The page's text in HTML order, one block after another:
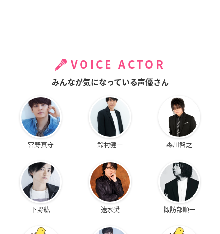
VOICE ACTOR
みんなが気になっている声優さん
宮野真守 鈴村健一 森川智之
下野紘 速水奨 諏訪部順一